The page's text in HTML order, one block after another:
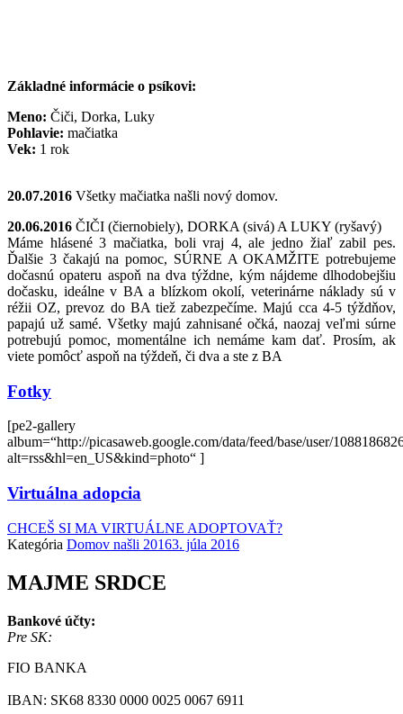
Základné informácie o psíkovi:
Meno: Čiči, Dorka, Luky
Pohlavie: mačiatka
Vek: 1 rok
20.07.2016 Všetky mačiatka našli nový domov.
20.06.2016 ČIČI (čiernobiely), DORKA (sivá) A LUKY (ryšavý)
Máme hlásené 3 mačiatka, boli vraj 4, ale jedno žiaľ zabil pes.
Ďalšie 3 čakajú na pomoc, SÚRNE A OKAMŽITE potrebujeme
dočasnú opateru aspoň na dva týždne, kým nájdeme dlhodobejšiu
dočasku, ideálne v BA a blízkom okolí, veterinárne náklady sú v
réžii OZ, prevoz do BA tiež zabezpečíme. Majú cca 4-5 týždňov,
papajú už samé. Všetky majú zahnisané očká, naozaj veľmi súrne
potrebujú pomoc, momentálne ich nemáme kam dať. Prosím, ak
viete pomôcť aspoň na týždeň, či dva a ste z BA
Fotky
[pe2-gallery
album=“http://picasaweb.google.com/data/feed/base/user/
alt=rss&hl=en_US&kind=photo“ ]
Virtuálna adopcia
CHCEŠ SI MA VIRTUÁLNE ADOPTOVAŤ?
Kategória Domov našli 20163. júla 2016
MAJME SRDCE
Bankové účty:
Pre SK:
FIO BANKA
IBAN: SK68 8330 0000 0025 0067 6911